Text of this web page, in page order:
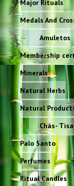
Major Rituals
Medals And
Amuletos
Membership
Minerals
Natural Herbs
Natural
Chás-
Palo Santo
Perfumes
Ritual Candles